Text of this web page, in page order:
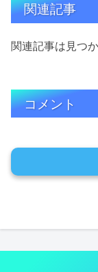
関連記事
関連記事は見つ
コメント